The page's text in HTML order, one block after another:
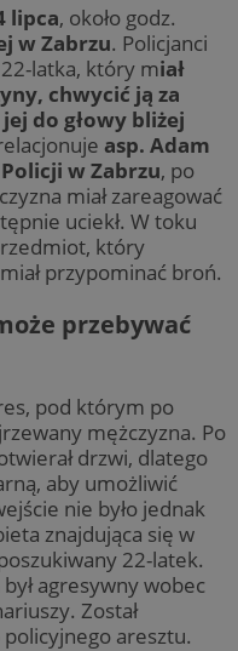
lipca, około godz.
w Zabrzu. Policjanci
latka, który miał
chwycić ją za
do głowy bliżej
asp. Adam
w Zabrzu, po
miał zareagować
uciekł. W toku
który
przypominać broń.
przebywać
pod którym po
mężczyzna. Po
drzwi, dlatego
aby umożliwić
nie było jednak
znajdująca się w
22-latek.
agresywny wobec
Został
aresztu.